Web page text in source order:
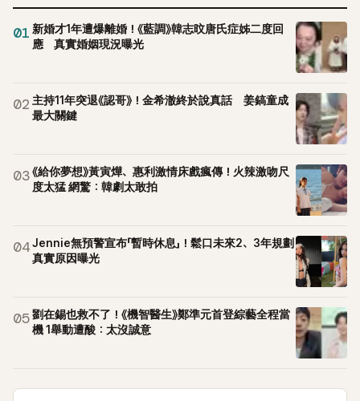
01 新婚才1年遭爆離婚！《藍調》韓志旼唐氏症姊二度回
應 真實婚姻現況曝光
02 主持11年突退《認哥》！金希澈終於說真話 姜鎬童成
最大關鍵
03《給你夢想》黃寅燁、惠利激情床戲瘋傳！火辣激吻尺
度太猛 網驚：韓劇太敢拍
04Jennie無預警宣布「暫時休息」！鬆口未來2、3年規劃
真實原因曝光
05劉在錫也救不了！《機智醫生》鄭準元首登綜藝全程當
機 1舉動遭酸：太沒誠意